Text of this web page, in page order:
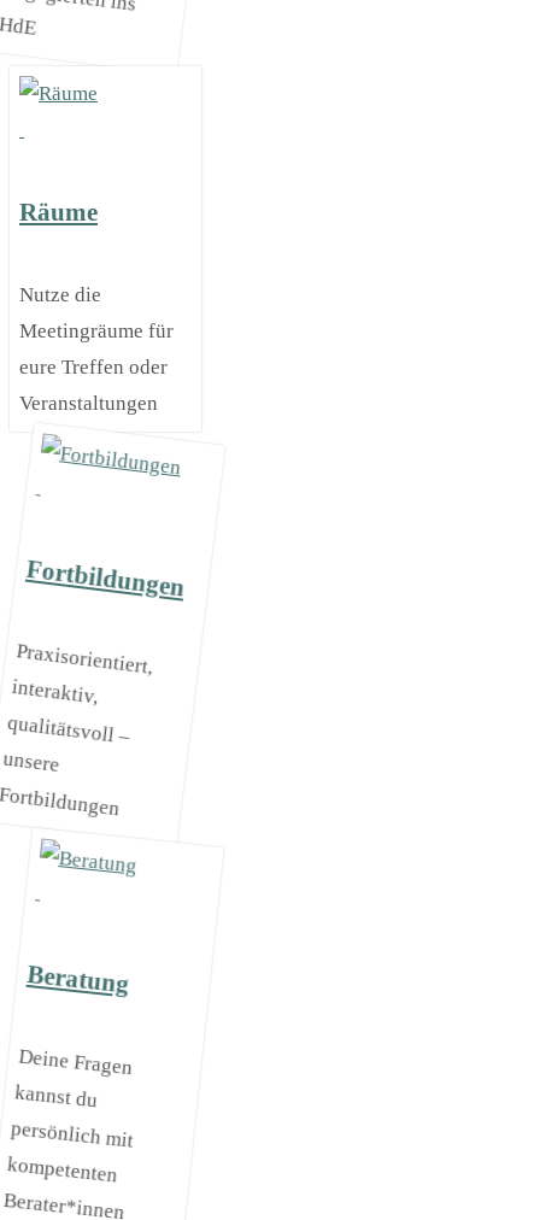
Räume
Nutze die
Meetingräume für
eure Treffen oder
Veranstaltungen
Fortbildungen
Praxisorientiert,
interaktiv,
qualitätsvoll –
unsere
Beratung
Deine Fragen
kannst du
persönlich mit
kompetenten
Berater*innen